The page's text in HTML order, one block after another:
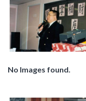
No Images found.